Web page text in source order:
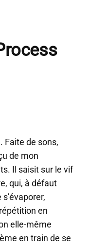
Faite de sons,
de mon
Il saisit sur le vif
qui, à défaut
en
elle-même
en train de se